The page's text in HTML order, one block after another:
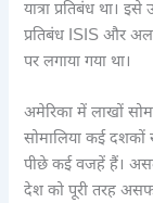
यात्रा प्रतिबंध था।
प्रतिबंध ISIS और
पर लगाया गया था।
अमेरिका में लाखों
सोमालिया कई
पीछे कई वजहें हैं।
देश को पूरी तरह